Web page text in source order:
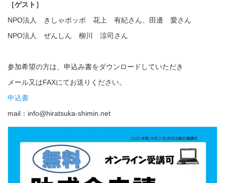
［ゲスト］
NPO法人 きしゃポッポ 花上 有紀さん、田邊 愛さん
NPO法人 ぜんしん 柳川 涼司さん
参加希望の方は、申込み書をダウンロードしていただき
メール又はFAXにてお送りください。
申込書
mail：info@hiratsuka-shimin.net